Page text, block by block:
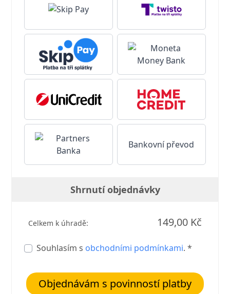
Bankovní převod
Shrnutí objednávky
Celkem k úhradě: 149,00 Kč
Souhlasím s obchodními podmínkami. *
Objednávám s povinností platby